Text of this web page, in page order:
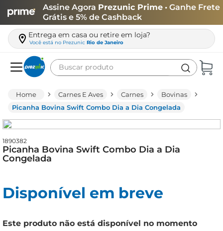
Assine Agora Prezunic Prime • Ganhe Frete
Grátis e 5% de Cashback
Entrega em casa ou retire em loja?
Você está no Prezunic Rio de Janeiro
Buscar produto
Carnes E Aves Carnes
Bovinas
Picanha Bovina Swift Combo Dia a Dia Congelada
1890382
Picanha Bovina Swift Combo Dia a Dia
Congelada
Disponível em breve
Este produto não está disponível no momento
leite
queijo
azeite
iogurte